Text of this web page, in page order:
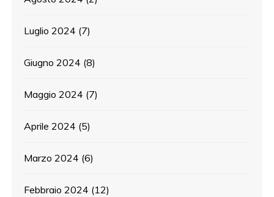
Luglio 2024 (7)
Giugno 2024 (8)
Maggio 2024 (7)
Aprile 2024 (5)
Marzo 2024 (6)
Febbraio 2024 (12)